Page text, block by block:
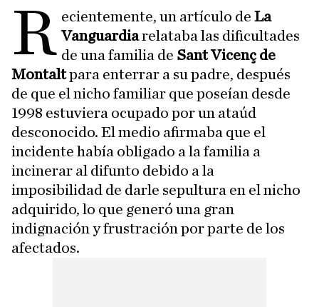
R ecientemente, un artículo deLa
Vanguardiarelataba las dificultades
de una familia de Sant Vicenç de
Montaltpara enterrar a su padre, después
de que el nicho familiar que poseían desde
1998 estuviera ocupado por un ataúd
desconocido. El medio afirmaba que el
incidente había obligado a la familia a
incinerar al difunto debido a la
imposibilidad de darle sepultura en el nicho
adquirido, lo que generó una gran
indignación y frustración por parte de los
afectados.